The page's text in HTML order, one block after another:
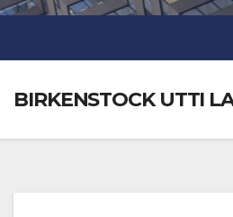
BIRKENSTOCK UTTI